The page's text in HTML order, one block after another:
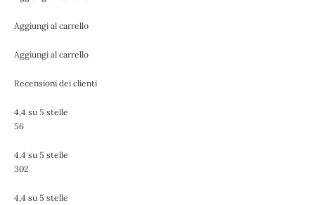
Aggiungi al carrello
Aggiungi al carrello
Recensioni dei clienti
4,4 su 5 stelle
56
4,4 su 5 stelle
302
4,4 su 5 stelle